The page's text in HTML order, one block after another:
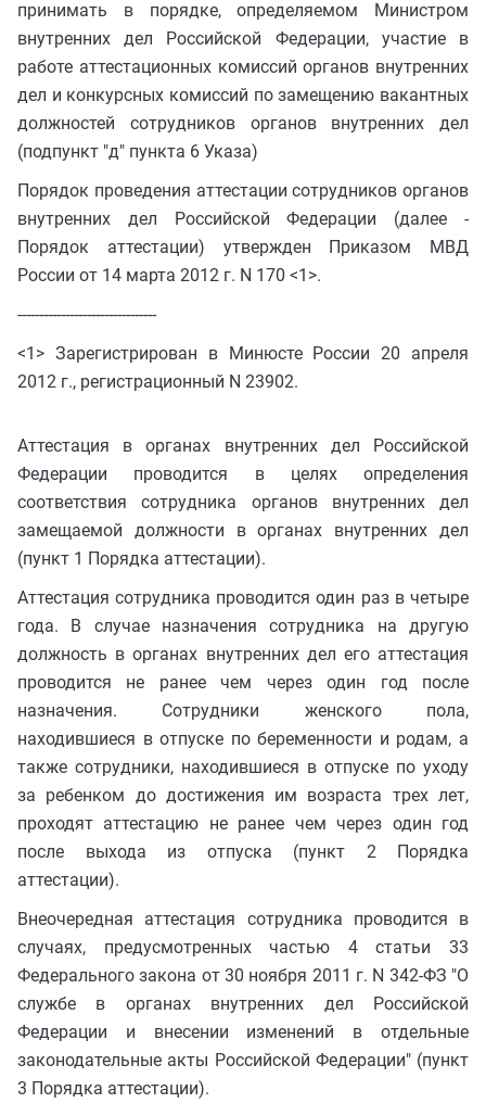
принимать в порядке, определяемом Министром
внутренних дел Российской Федерации, участие в
работе аттестационных комиссий органов внутренних
дел и конкурсных комиссий по замещению вакантных
должностей сотрудников органов внутренних дел
(подпункт "д" пункта 6 Указа)
Порядок проведения аттестации сотрудников органов
внутренних дел Российской Федерации (далее -
Порядок аттестации) утвержден Приказом МВД
России от 14 марта 2012 г. N 170 <1>.
--------------------------------
<1> Зарегистрирован в Минюсте России 20 апреля
2012 г., регистрационный N 23902.
Аттестация в органах внутренних дел Российской
Федерации проводится в целях определения
соответствия сотрудника органов внутренних дел
замещаемой должности в органах внутренних дел
(пункт 1 Порядка аттестации).
Аттестация сотрудника проводится один раз в четыре
года. В случае назначения сотрудника на другую
должность в органах внутренних дел его аттестация
проводится не ранее чем через один год после
назначения. Сотрудники женского пола,
находившиеся в отпуске по беременности и родам, а
также сотрудники, находившиеся в отпуске по уходу
за ребенком до достижения им возраста трех лет,
проходят аттестацию не ранее чем через один год
после выхода из отпуска (пункт 2 Порядка
аттестации).
Внеочередная аттестация сотрудника проводится в
случаях, предусмотренных частью 4 статьи 33
Федерального закона от 30 ноября 2011 г. N 342-ФЗ "О
службе в органах внутренних дел Российской
Федерации и внесении изменений в отдельные
законодательные акты Российской Федерации" (пункт
3 Порядка аттестации).